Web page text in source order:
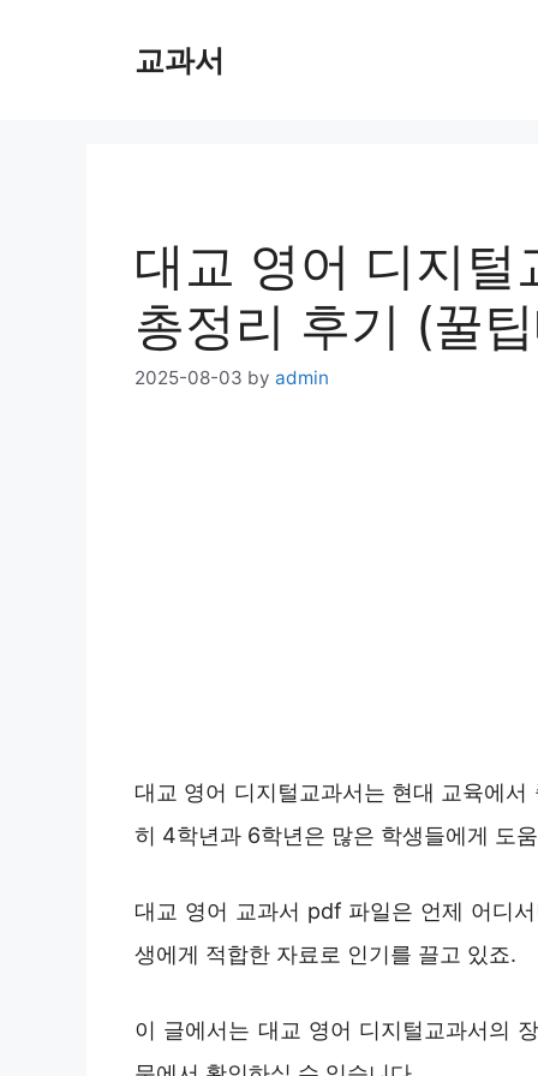
교과서
대교 영어 디지
총정리 후기 (꿀
2025-08-03 by admin
대교 영어 디지털교과서는 현대 교육에
히 4학년과 6학년은 많은 학생들에게 도
대교 영어 교과서 pdf 파일은 언제 어디
생에게 적합한 자료로 인기를 끌고 있죠.
이 글에서는 대교 영어 디지털교과서의